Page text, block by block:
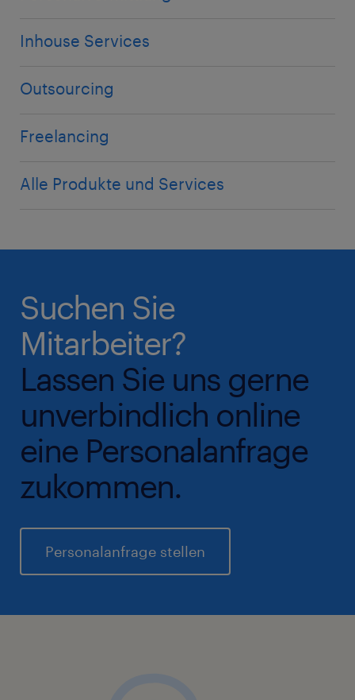
Inhouse Services
Outsourcing
Freelancing
Alle Produkte und Services
Suchen Sie
Mitarbeiter?
Lassen Sie uns gerne
unverbindlich online
eine Personalanfrage
zukommen.
Personalanfrage stellen